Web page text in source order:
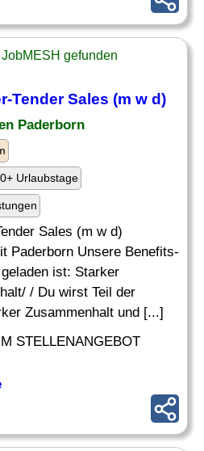
gefunden
-Tender Sales (m w d)
Paderborn
Urlaubstage
Sales (m w d)
Paderborn Unsere Benefits-
ist: Starker
/ Du wirst Teil der
Zusammenhalt und [...]
STELLENANGEBOT